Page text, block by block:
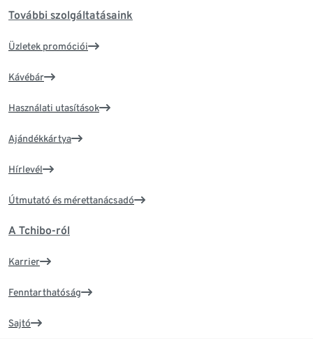
További szolgáltatásaink
Üzletek promóciói
Kávébár
Használati utasítások
Ajándékkártya
Hírlevél
Útmutató és mérettanácsadó
A Tchibo-ról
Karrier
Fenntarthatóság
Sajtó